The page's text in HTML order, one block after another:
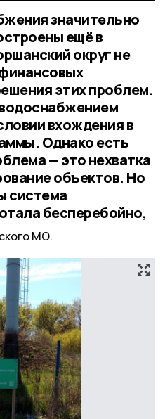
значительно
ещё в
округ не
этих проблем.
вхождения в
Однако есть
— это нехватка
объектов. Но
система
бесперебойно,
МО.